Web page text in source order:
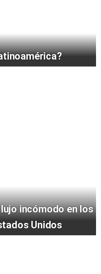
incómodo en los
Unidos